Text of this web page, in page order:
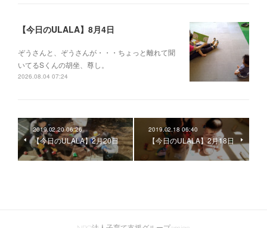
【今日のULALA】8月4日
ぞうさんと、ぞうさんが・・・ちょっと離れて聞
いてるSくんの胡坐、尊し。
2026.08.04 07:24
2019.02.20 06:26
【今日のULALA】2月20日
2019.02.18 06:40
【今日のULALA】2月18日